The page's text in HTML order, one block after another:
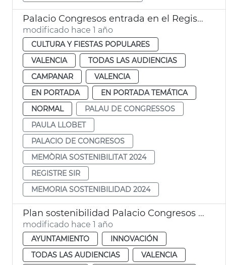
Palacio Congresos entrada en el Registro SIR
modificado hace 1 año
CULTURA Y FIESTAS POPULARES
VALENCIA
TODAS LAS AUDIENCIAS
CAMPANAR
VALENCIA
EN PORTADA
EN PORTADA TEMÁTICA
NORMAL
PALAU DE CONGRESSOS
PAULA LLOBET
PALACIO DE CONGRESOS
MEMÒRIA SOSTENIBILITAT 2024
REGISTRE SIR
MEMORIA SOSTENIBILIDAD 2024
Plan sostenibilidad Palacio Congresos València
modificado hace 1 año
AYUNTAMIENTO
INNOVACIÓN
TODAS LAS AUDIENCIAS
VALENCIA